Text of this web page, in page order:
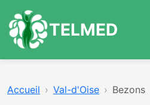
TELMED
Accueil Val-d'Oise Bezons